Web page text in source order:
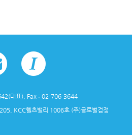
대표), Fax : 02-706-3644
KCC웰츠밸리 1006호 (주)글로벌검정